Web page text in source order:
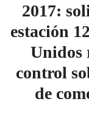
2017:
estación
Unidos
control
de